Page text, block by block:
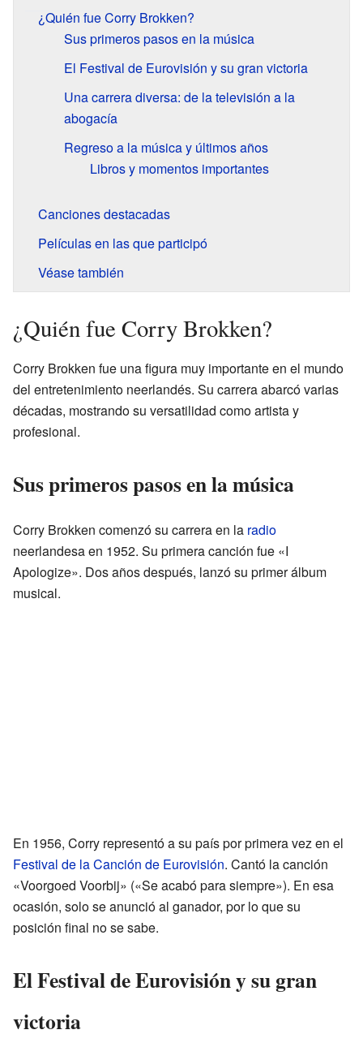
¿Quién fue Corry Brokken?
Sus primeros pasos en la música
El Festival de Eurovisión y su gran victoria
Una carrera diversa: de la televisión a la
abogacía
Regreso a la música y últimos años
Libros y momentos importantes
Canciones destacadas
Películas en las que participó
Véase también
¿Quién fue Corry Brokken?
Corry Brokken fue una figura muy importante en el mundo
del entretenimiento neerlandés. Su carrera abarcó varias
décadas, mostrando su versatilidad como artista y
profesional.
Sus primeros pasos en la música
Corry Brokken comenzó su carrera en la radio
neerlandesa en 1952. Su primera canción fue «I
Apologize». Dos años después, lanzó su primer álbum
musical.
En 1956, Corry representó a su país por primera vez en el
Festival de la Canción de Eurovisión. Cantó la canción
«Voorgoed Voorbij» («Se acabó para siempre»). En esa
ocasión, solo se anunció al ganador, por lo que su
posición final no se sabe.
El Festival de Eurovisión y su gran
victoria